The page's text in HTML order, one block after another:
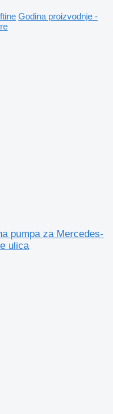
Godina proizvodnje -
pumpa za Mercedes-
ulica